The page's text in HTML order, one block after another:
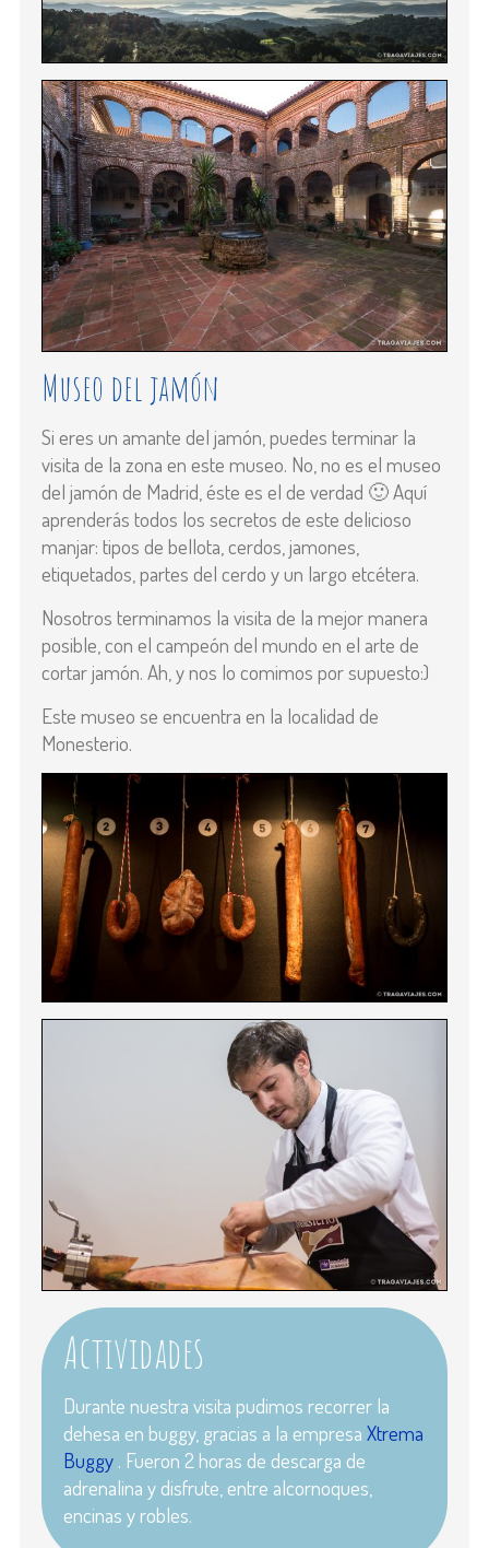
Museo del jamón
Si eres un amante del jamón, puedes terminar la
visita de la zona en este museo. No, no es el museo
del jamón de Madrid, éste es el de verdad 🙂 Aquí
aprenderás todos los secretos de este delicioso
manjar: tipos de bellota, cerdos, jamones,
etiquetados, partes del cerdo y un largo etcétera.
Nosotros terminamos la visita de la mejor manera
posible, con el campeón del mundo en el arte de
cortar jamón. Ah, y nos lo comimos por supuesto:)
Este museo se encuentra en la localidad de
Monesterio.
Actividades
Durante nuestra visita pudimos recorrer la
dehesa en buggy, gracias a la empresa Xtrema
Buggy . Fueron 2 horas de descarga de
adrenalina y disfrute, entre alcornoques,
encinas y robles.